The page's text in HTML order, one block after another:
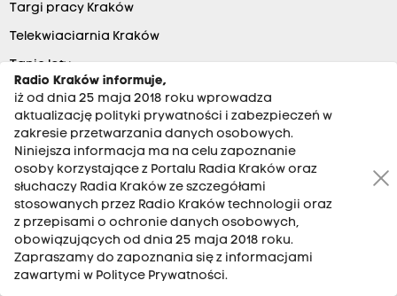
Targi pracy Kraków
Telekwiaciarnia Kraków
Tanie loty
Hotele
Kurtki zimowe damskie
Artykuły biurowe
Baza ofert pracy
the:blog
Mieszkania w Krakowie
Darmowe ogłoszenia
Radio Kraków informuje,
iż od dnia 25 maja 2018 roku wprowadza
aktualizację polityki prywatności i zabezpieczeń w
zakresie przetwarzania danych osobowych.
Niniejsza informacja ma na celu zapoznanie
osoby korzystające z Portalu Radia Kraków oraz
słuchaczy Radia Kraków ze szczegółami
stosowanych przez Radio Kraków technologii oraz
z przepisami o ochronie danych osobowych,
obowiązujących od dnia 25 maja 2018 roku.
Zapraszamy do zapoznania się z informacjami
zawartymi w Polityce Prywatności.